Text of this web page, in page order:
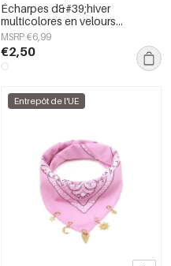
Écharpes d&#39;hiver
multicolores en velours
classique, accessoires du
quotidien
MSRP €6,99
€2,50
Entrepôt de l'UE